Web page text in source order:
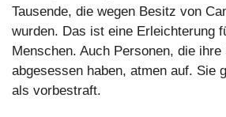
Tausende, die wegen Besitz von
wurden. Das ist eine Erleichterung
Menschen. Auch Personen, die
abgesessen haben, atmen auf. Sie
als vorbestraft.